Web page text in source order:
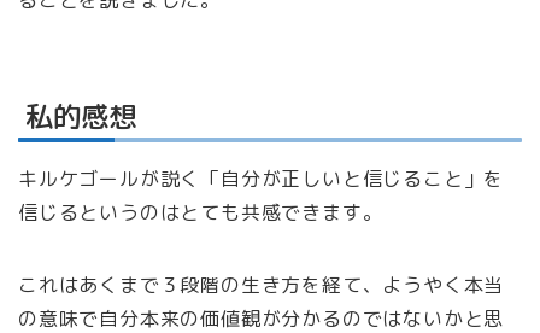
私的感想
キルケゴールが説く「自分が正しいと信じること」を
信じるというのはとても共感できます。
これはあくまで３段階の生き方を経て、ようやく本当
の意味で自分本来の価値観が分かるのではないかと思